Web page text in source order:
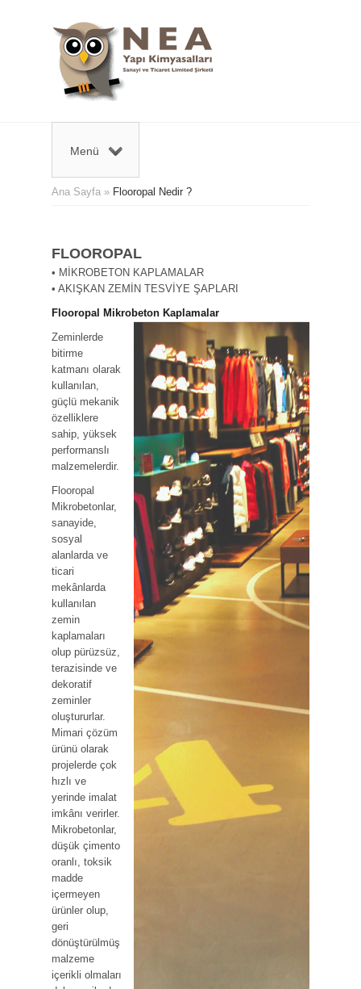
Menü
Ana Sayfa » Flooropal Nedir ?
FLOOROPAL
• MİKROBETON KAPLAMALAR
• AKIŞKAN ZEMİN TESVİYE ŞAPLARI
Flooropal Mikrobeton Kaplamalar
Zeminlerde
bitirme
katmanı olarak
kullanılan,
güçlü mekanik
özelliklere
sahip, yüksek
performanslı
malzemelerdir.
Flooropal
Mikrobetonlar,
sanayide,
sosyal
alanlarda ve
ticari
mekânlarda
kullanılan
zemin
kaplamaları
olup pürüzsüz,
terazisinde ve
dekoratif
zeminler
oluştururlar.
Mimari çözüm
ürünü olarak
projelerde çok
hızlı ve
yerinde imalat
imkânı verirler.
Mikrobetonlar,
düşük çimento
oranlı, toksik
madde
içermeyen
ürünler olup,
geri
dönüştürülmüş
malzeme
içerikli olmaları